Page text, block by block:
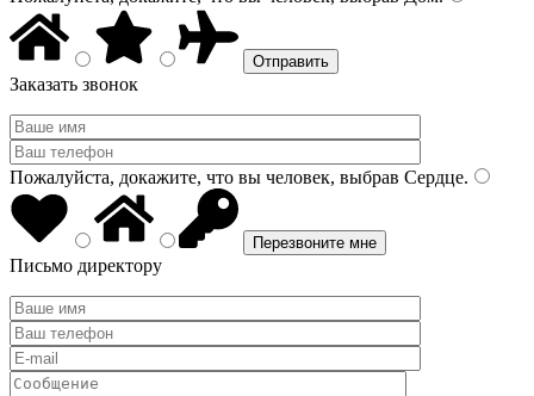
Заказать звонок
Пожалуйста, докажите, что вы человек, выбрав Сердце.
Письмо директору